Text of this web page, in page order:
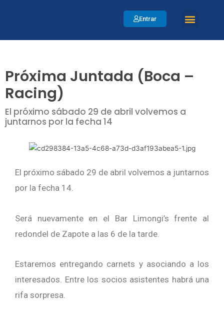
Entrar
Próxima Juntada (Boca –
Racing)
El próximo sábado 29 de abril volvemos a
juntarnos por la fecha 14
El próximo sábado 29 de abril volvemos a juntarnos
por la fecha 14.
Será nuevamente en el Bar Limongi’s frente al
redondel de Zapote a las 6 de la tarde.
Estaremos entregando carnets y asociando a los
interesados. Entre los socios asistentes habrá una
rifa sorpresa.